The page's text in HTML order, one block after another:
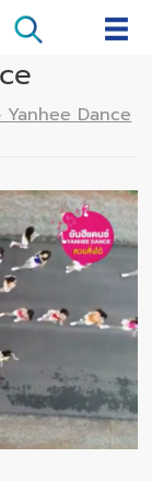
Yanhee Dance